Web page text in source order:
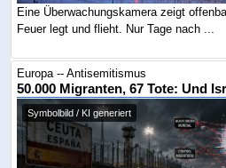
Eine Überwachungskamera zeigt
Feuer legt und flieht. Nur Tage nach ...
Europa -- Antisemitismus
50.000 Migranten, 67 Tote: Und
Symbolbild / KI generiert